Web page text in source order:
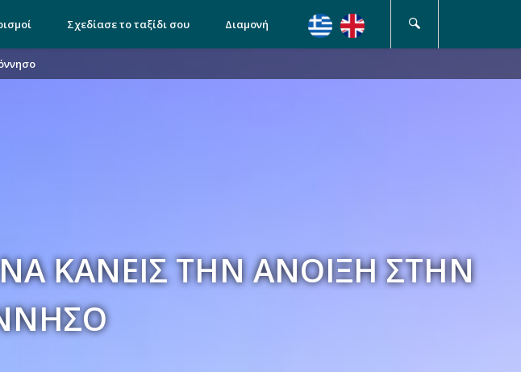
Σχεδίασε το ταξίδι σου Διαμονή
ΚΆΝΕΙΣ ΤΗΝ ΆΝΟΙΞΗ ΣΤΗΝ